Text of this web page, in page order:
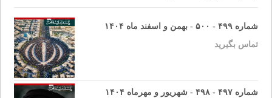
شماره ۴۹۹ - ۵۰۰ - بهمن و اسفند ماه ۱۴۰۴
تماس بگیرید
شماره ۴۹۷ - ۴۹۸ - شهریور و مهرماه ۱۴۰۴